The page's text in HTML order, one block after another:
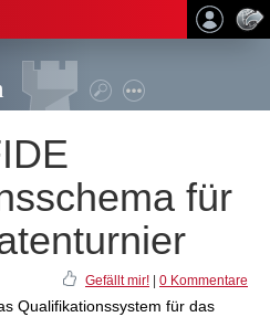
für
Gefällt mir! 0 Kommentare
Qualifikationssystem für das